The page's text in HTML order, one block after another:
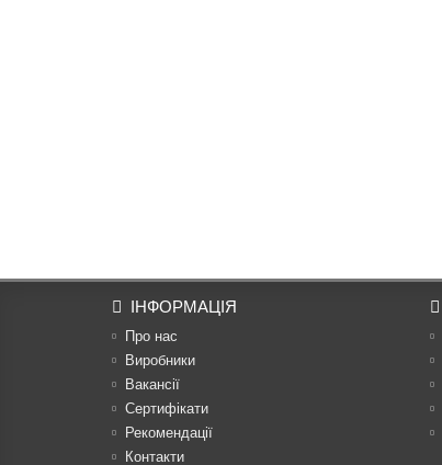
ІНФОРМАЦІЯ
Про нас
Виробники
Вакансії
Сертифікати
Рекомендації
Контакти